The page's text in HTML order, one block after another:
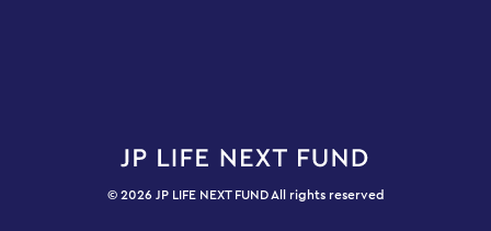
© 2026 JP LIFE NEXT FUND All rights reserved